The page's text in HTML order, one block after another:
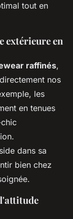
tout en
extérieure en
raffinés,
nos
les
en tenues
dans sa
bien chez